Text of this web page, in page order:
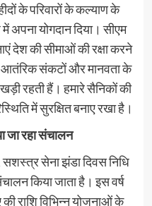
के परिवारों के कल्याण के
अपना योगदान दिया। सीएम
देश की सीमाओं की रक्षा करने
संकटों और मानवता के
रहती हैं। हमारे सैनिकों की
में सुरक्षित बनाए रखा है।
जा रहा संचालन
सशस्त्र सेना झंडा दिवस निधि
किया जाता है। इस वर्ष
राशि विभिन्न योजनाओं के